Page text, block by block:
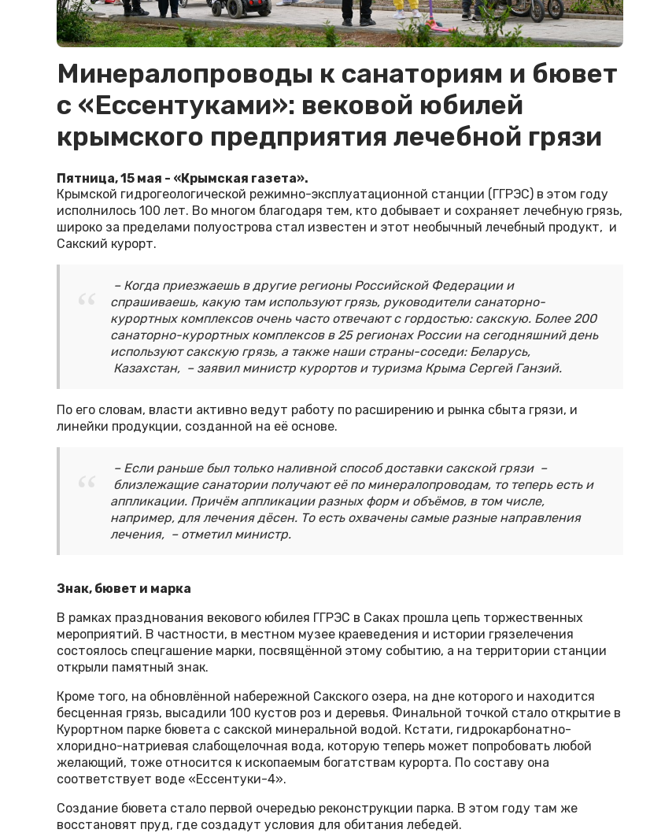
Минералопроводы к санаториям и бювет
с «Ессентуками»: вековой юбилей
крымского предприятия лечебной грязи
Пятница, 15 мая - «Крымская газета».
Крымской гидрогеологической режимно-эксплуатационной станции (ГГРЭС) в этом году
исполнилось 100 лет. Во многом благодаря тем, кто добывает и сохраняет лечебную грязь,
широко за пределами полуострова стал известен и этот необычный лечебный продукт, и
Сакский курорт.
– Когда приезжаешь в другие регионы Российской Федерации и
спрашиваешь, какую там используют грязь, руководители санаторно-
курортных комплексов очень часто отвечают с гордостью: сакскую. Более 200
санаторно-курортных комплексов в 25 регионах России на сегодняшний день
используют сакскую грязь, а также наши страны-соседи: Беларусь,
Казахстан, – заявил министр курортов и туризма Крыма Сергей Ганзий.
По его словам, власти активно ведут работу по расширению и рынка сбыта грязи, и
линейки продукции, созданной на её основе.
– Если раньше был только наливной способ доставки сакской грязи –
близлежащие санатории получают её по минералопроводам, то теперь есть и
аппликации. Причём аппликации разных форм и объёмов, в том числе,
например, для лечения дёсен. То есть охвачены самые разные направления
лечения, – отметил министр.
Знак, бювет и марка
В рамках празднования векового юбилея ГГРЭС в Саках прошла цепь торжественных
мероприятий. В частности, в местном музее краеведения и истории грязелечения
состоялось спецгашение марки, посвящённой этому событию, а на территории станции
открыли памятный знак.
Кроме того, на обновлённой набережной Сакского озера, на дне которого и находится
бесценная грязь, высадили 100 кустов роз и деревья. Финальной точкой стало открытие в
Курортном парке бювета с сакской минеральной водой. Кстати, гидрокарбонатно-
хлоридно-натриевая слабощелочная вода, которую теперь может попробовать любой
желающий, тоже относится к ископаемым богатствам курорта. По составу она
соответствует воде «Ессентуки-4».
Создание бювета стало первой очередью реконструкции парка. В этом году там же
восстановят пруд, где создадут условия для обитания лебедей.